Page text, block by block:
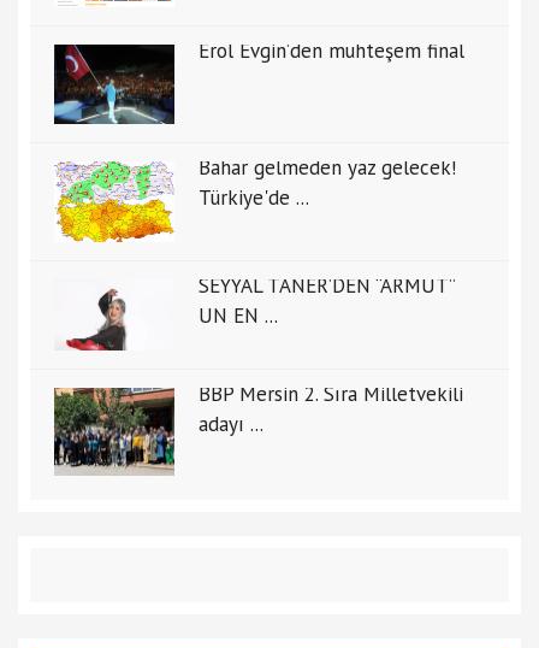
Erol Evgin’den muhteşem final
Bahar gelmeden yaz gelecek!
Türkiye'de ...
SEYYAL TANER’DEN “ARMUT”
UN EN ...
BBP Mersin 2. Sıra Milletvekili
adayı ...